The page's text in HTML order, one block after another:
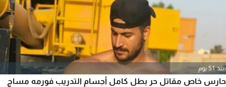
منذ 51 يوم
حارس خاص مقاتل حر بطل كامل أجسام التدريب فورمه مساج